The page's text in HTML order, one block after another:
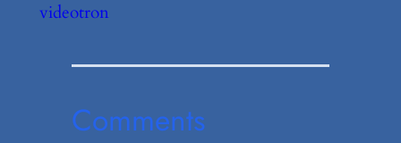
videotron
Comments